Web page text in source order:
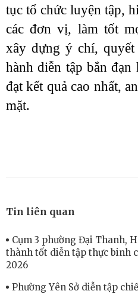
tục tổ chức luyện tập,
các đơn vị, làm tốt
xây dựng ý chí,
hành diễn tập bắn
đạt kết quả cao nhất,
mặt.
Tin liên quan
Cụm 3 phường Đại Thanh,
thành tốt diễn tập thực binh
2026
Phường Yên Sở diễn tập